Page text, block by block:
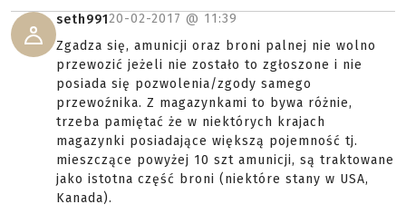
seth99120-02-2017 @ 11:39
Zgadza się, amunicji oraz broni palnej nie wolno
przewozić jeżeli nie zostało to zgłoszone i nie
posiada się pozwolenia/zgody samego
przewoźnika. Z magazynkami to bywa różnie,
trzeba pamiętać że w niektórych krajach
magazynki posiadające większą pojemność tj.
mieszczące powyżej 10 szt amunicji, są traktowane
jako istotna część broni (niektóre stany w USA,
Kanada).